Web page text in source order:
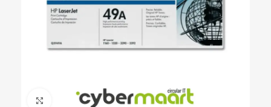
Clicca per ingrandire